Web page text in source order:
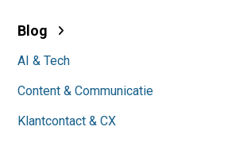
Blog
AI & Tech
Content & Communicatie
Klantcontact & CX